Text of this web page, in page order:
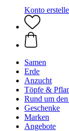
Konto
Samen
Erde
Anzucht
Töpfe &
Rund um
Geschenke
Marken
Angebote